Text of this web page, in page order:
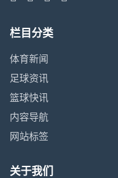
栏目分类
体育新闻
足球资讯
篮球快讯
内容导航
网站标签
关于我们